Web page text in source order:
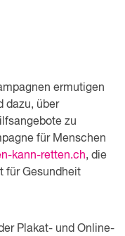
ermutigen
dazu, über
zu
für Menschen
kann-retten.ch, die
für Gesundheit
Plakat- und Online-